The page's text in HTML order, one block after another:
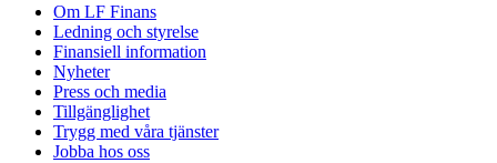
Om LF Finans
Ledning och styrelse
Finansiell information
Nyheter
Press och media
Tillgänglighet
Trygg med våra tjänster
Jobba hos oss